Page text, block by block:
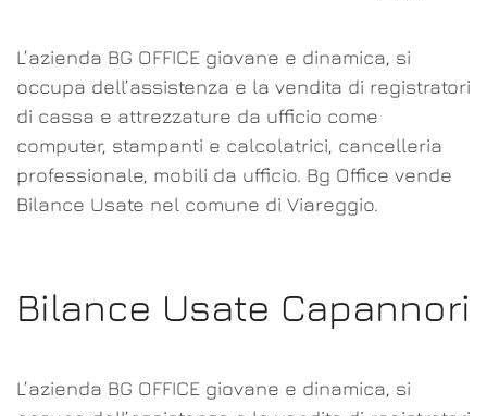
L’azienda BG OFFICE giovane e dinamica, si
occupa dell’assistenza e la vendita di registratori
di cassa e attrezzature da ufficio come
computer, stampanti e calcolatrici, cancelleria
professionale, mobili da ufficio. Bg Office vende
Bilance Usate nel comune di Viareggio.
Bilance Usate Capannori
L’azienda BG OFFICE giovane e dinamica, si